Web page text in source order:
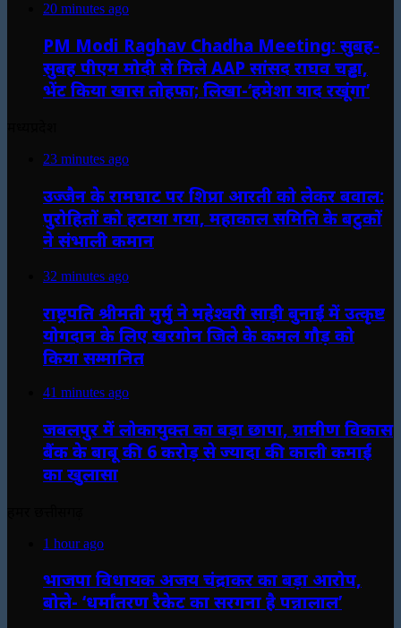
20 minutes ago
PM Modi Raghav Chadha Meeting: सुबह-
सुबह पीएम मोदी से मिले AAP सांसद राघव चड्ढा,
भेंट किया खास तोहफा; लिखा-‘हमेशा याद रखूंगा’
23 minutes ago
उज्जैन के रामघाट पर शिप्रा आरती को लेकर बवाल:
पुरोहितों को हटाया गया, महाकाल समिति के बटुकों
ने संभाली कमान
32 minutes ago
राष्ट्रपति श्रीमती मुर्मु ने महेश्वरी साड़ी बुनाई में उत्कृष्ट
योगदान के लिए खरगोन जिले के कमल गौड़ को
किया सम्मानित
41 minutes ago
जबलपुर में लोकायुक्त का बड़ा छापा, ग्रामीण विकास
बैंक के बाबू की 6 करोड़ से ज्यादा की काली कमाई
का खुलासा
1 hour ago
भाजपा विधायक अजय चंद्राकर का बड़ा आरोप,
बोले- ‘धर्मांतरण रैकेट का सरगना है पन्नालाल’